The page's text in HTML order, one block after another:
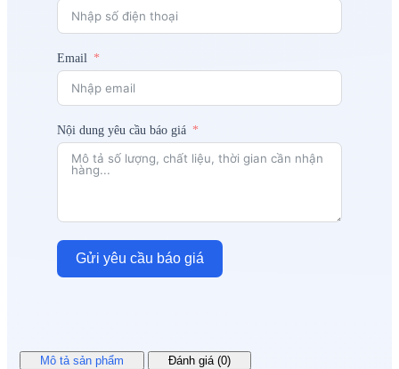
Email
Nội dung yêu cầu báo giá
Gửi yêu cầu báo giá
Mô tả sản phẩm
Đánh giá (0)